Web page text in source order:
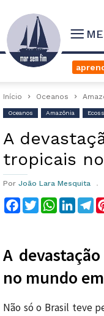
Início Oceanos
Oceanos Amazônia
A
tropicais
Por João Lara Mesquita
Facebook
TwitterWhatsApp
A
no mundo
Não só o Brasil teve